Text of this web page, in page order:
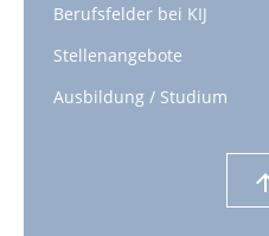
Berufsfelder bei KIJ
Stellenangebote
Ausbildung / Studium